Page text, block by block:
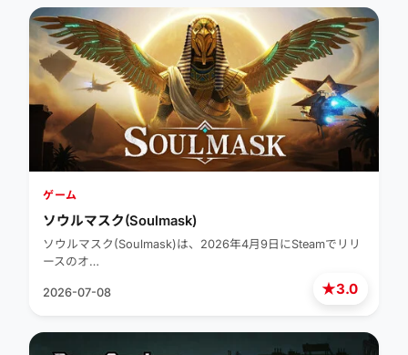
★3.0
ゲーム
ソウルマスク(Soulmask)
ソウルマスク(Soulmask)は、2026年4月9日にSteamでリリ
ースのオ…
2026-07-08